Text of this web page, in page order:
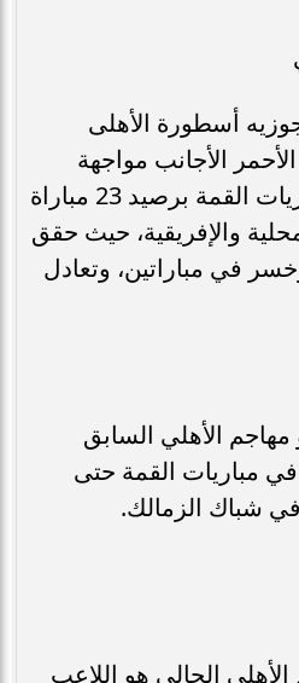
أسطورة الأهلى
الأجانب مواجهة
للزمالك في تاريخ مباريات القمة برصيد 23 مباراة
والإفريقية، حيث حقق
وخسر في مباراتين، وتعادل
مهاجم الأهلي السابق
مباريات القمة حتى
الحالي هو اللاعب